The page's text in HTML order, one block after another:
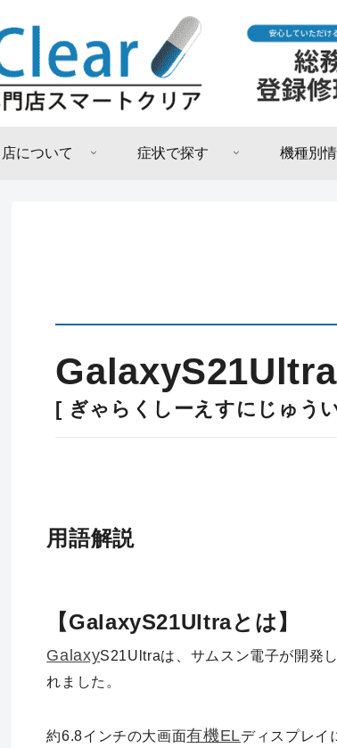
について 症状で探す 機種別
GalaxyS21Ultra
[ ぎゃらくしーえすにじゅう
用語解説
【GalaxyS21Ultraとは】
GalaxyS21Ultraは、サムスン電子が開発
れました。
約6.8インチの大画面有機ELディスプレイ